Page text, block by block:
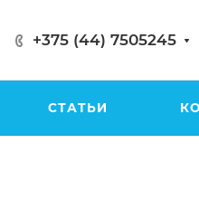
+375 (44) 7505245
СТАТЬИ